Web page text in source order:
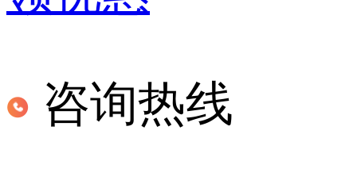
咨询热线